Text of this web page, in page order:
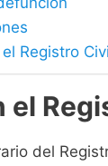
Registro
del